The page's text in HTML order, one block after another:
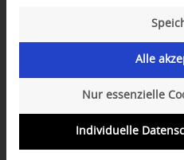
Alle
Nur essenzielle
Individuelle